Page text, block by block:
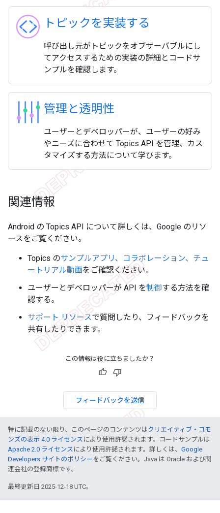
トピックを実装する
呼び出し元がトピックをオブザーバブルにし
てアクセスするための実装の詳細とコードサ
ンプルを確認します。
管理と透明性
ユーザーとデベロッパーが、ユーザーの好み
やニーズに合わせて Topics API を管理、カス
タマイズする方法について学びます。
関連情報
Android の Topics API について詳しくは、Google のリソ
ースをご覧ください。
Topics のサンプルアプリ、コラボレーション、チュ
ートリアル動画をご確認ください。
ユーザーとデベロッパーが API を制御する方法を確
認する。
サポート リソースで質問したり、フィードバックを
共有したりできます。
この情報は役に立ちましたか？
フィードバックを送信
特に記載のない限り、このページのコンテンツはクリエイティブ・コモ
ンズの表示 4.0 ライセンス により使用許諾されます。コードサンプルは
Apache 2.0 ライセンス により使用許諾されます。詳しくは、 Google
Developers サイトのポリシー をご覧ください。Java は Oracle および関
連会社の登録商標です。
最終更新日 2025-12-18 UTC。